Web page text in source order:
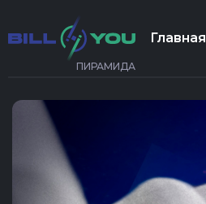
ПИРАМИДА
Главная